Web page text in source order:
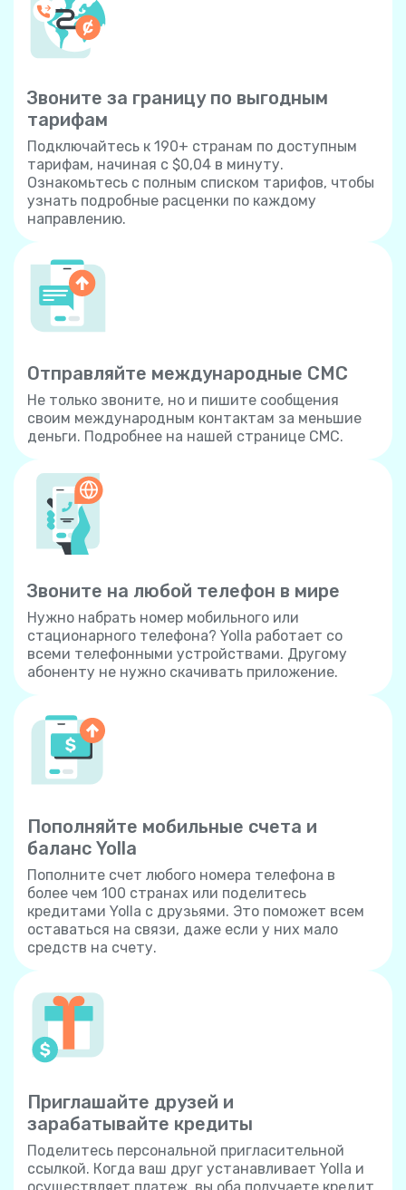
Звоните за границу по выгодным
тарифам
Подключайтесь к 190+ странам по доступным
тарифам, начиная с $0,04 в минуту.
Ознакомьтесь с полным списком тарифов, чтобы
узнать подробные расценки по каждому
направлению.
Отправляйте международные СМС
Не только звоните, но и пишите сообщения
своим международным контактам за меньшие
деньги. Подробнее на нашей странице СМС.
Звоните на любой телефон в мире
Нужно набрать номер мобильного или
стационарного телефона? Yolla работает со
всеми телефонными устройствами. Другому
абоненту не нужно скачивать приложение.
Пополняйте мобильные счета и
баланс Yolla
Пополните счет любого номера телефона в
более чем 100 странах или поделитесь
кредитами Yolla с друзьями. Это поможет всем
оставаться на связи, даже если у них мало
средств на счету.
Приглашайте друзей и
зарабатывайте кредиты
Поделитесь персональной пригласительной
ссылкой. Когда ваш друг устанавливает Yolla и
осуществляет платеж, вы оба получаете кредит